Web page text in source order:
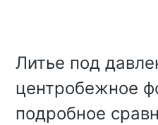
Литье под
центробежное
подробное